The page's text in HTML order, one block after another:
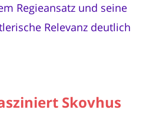
Regieansatz und seine
Relevanz deutlich
Skovhus